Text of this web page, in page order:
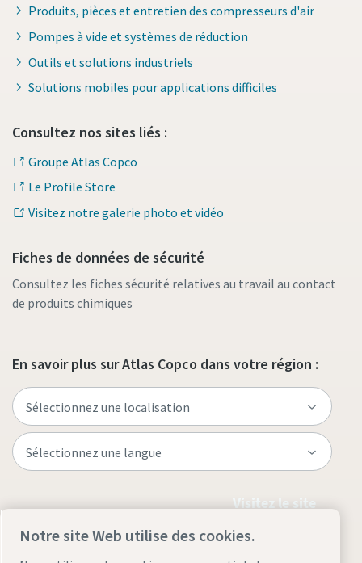
Produits, pièces et entretien des compresseurs d'air
Pompes à vide et systèmes de réduction
Outils et solutions industriels
Solutions mobiles pour applications difficiles
Consultez nos sites liés :
Groupe Atlas Copco
Le Profile Store
Visitez notre galerie photo et vidéo
Fiches de données de sécurité
Consultez les fiches sécurité relatives au travail au contact
de produits chimiques
En savoir plus sur Atlas Copco dans votre région :
Visitez le site
Notre site Web utilise des cookies.